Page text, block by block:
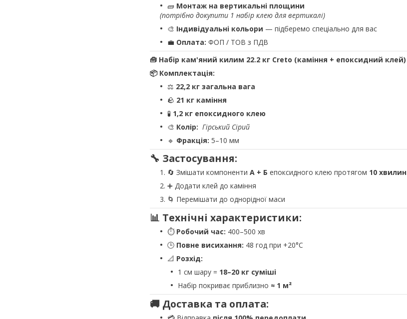
🧱 Монтаж на вертикальні площини
(потрібно докупити 1 набір клею для вертикалі)
🎨 Індивідуальні кольори — підберемо спеціально для вас
💼 Оплата: ФОП / ТОВ з ПДВ
🧰 Набір кам'яний килим 22.2 кг Creto (каміння + епоксидний клей)
📦 Комплектація:
⚖️ 22,2 кг загальна вага
🪨 21 кг каміння
🧪 1,2 кг епоксидного клею
🎨 Колір: Гірський Сірий
🔹 Фракція: 5–10 мм
🔧 Застосування:
🔄 Змішати компоненти А + Б епоксидного клею протягом 10 хвилин
➕ Додати клей до каміння
🌀 Перемішати до однорідної маси
📊 Технічні характеристики:
⏱ Робочий час: 400–500 хв
🕒 Повне висихання: 48 год при +20°C
📐 Розхід:
1 см шару = 18–20 кг суміші
Набір покриває приблизно ≈ 1 м²
🚚 Доставка та оплата: